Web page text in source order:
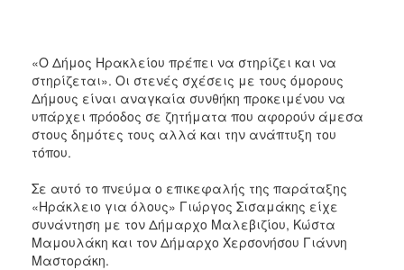
«Ο Δήμος Ηρακλείου πρέπει να στηρίζει και να
στηρίζεται». Οι στενές σχέσεις με τους όμορους
Δήμους είναι αναγκαία συνθήκη προκειμένου να
υπάρχει πρόοδος σε ζητήματα που αφορούν άμεσα
στους δημότες τους αλλά και την ανάπτυξη του
τόπου.
Σε αυτό το πνεύμα ο επικεφαλής της παράταξης
«Ηράκλειο για όλους» Γιώργος Σισαμάκης είχε
συνάντηση με τον Δήμαρχο Μαλεβιζίου, Κώστα
Μαμουλάκη και τον Δήμαρχο Χερσονήσου Γιάννη
Μαστοράκη.